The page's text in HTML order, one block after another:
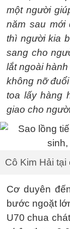
một người
năm sau mới
thì người kia
sang cho
lắt ngoài
không nỡ
toa lấy hàng
giao cho
Cô Kim Hải
Cơ duyên
bước ngoặt
U70 chua